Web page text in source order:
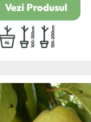
Vezi Produsul
ambalata
4L 100/150150/200